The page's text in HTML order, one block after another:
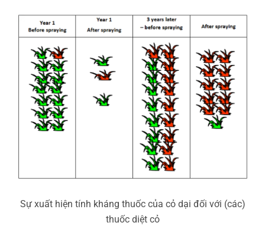
Sự xuất hiện tính kháng thuốc của cỏ dại đối với (các)
thuốc diệt cỏ